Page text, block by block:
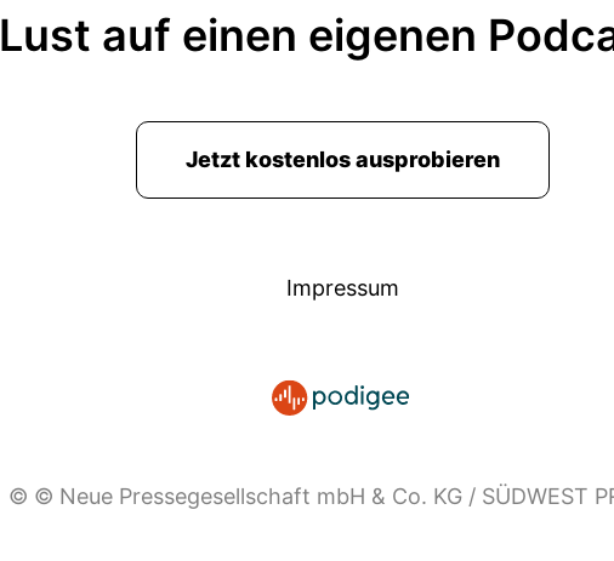
Lust auf einen eigenen
Jetzt kostenlos ausprobieren
Impressum
© © Neue Pressegesellschaft mbH & Co. KG / SÜDWEST